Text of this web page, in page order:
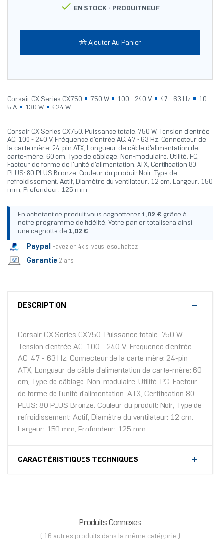
 EN STOCK - PRODUITNEUF
Ajouter Au Panier
Corsair CX Series CX750 750 W 100 - 240 V 47 - 63 Hz
10 -
5 A
130 W 624 W
Corsair CX Series CX750. Puissance totale: 750 W, Tension d'entrée
AC: 100 - 240 V, Fréquence d'entrée AC: 47 - 63 Hz. Connecteur de
la carte mère: 24-pin ATX, Longueur de câble d'alimentation de
carte-mère: 60 cm, Type de câblage: Non-modulaire. Utilité: PC,
Facteur de forme de l'unité d'alimentation: ATX, Certification 80
PLUS: 80 PLUS Bronze. Couleur du produit: Noir, Type de
refroidissement: Actif, Diamètre du ventilateur: 12 cm. Largeur: 150
mm, Profondeur: 125 mm
En achetant ce produit vous cagnotterez 1,02 € grâce à
notre programme de fidélité. Votre panier totalisera ainsi
une cagnotte de 1,02 €.
Paypal Payez en 4x si vous le souhaitez
Garantie 2 ans
DESCRIPTION
Corsair CX Series CX750. Puissance totale: 750 W,
Tension d'entrée AC: 100 - 240 V, Fréquence d'entrée
AC: 47 - 63 Hz. Connecteur de la carte mère: 24-pin
ATX, Longueur de câble d'alimentation de carte-mère: 60
cm, Type de câblage: Non-modulaire. Utilité: PC, Facteur
de forme de l'unité d'alimentation: ATX, Certification 80
PLUS: 80 PLUS Bronze. Couleur du produit: Noir, Type de
refroidissement: Actif, Diamètre du ventilateur: 12 cm.
Largeur: 150 mm, Profondeur: 125 mm
CARACTÉRISTIQUES TECHNIQUES
Produits Connexes
( 16 autres produits dans la même catégorie )